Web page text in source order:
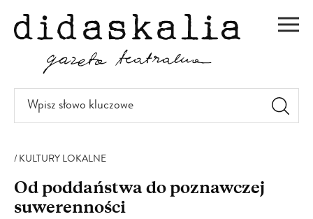
DO
TREŚCI
Wpisz
słowo
KULTURY LOKALNE
Od poddaństwa do poznawczej
suwerenności